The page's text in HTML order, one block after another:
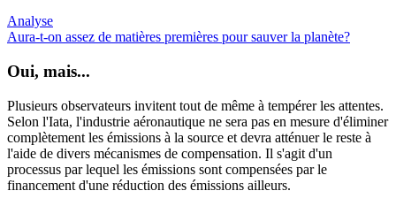
Analyse
Aura-t-on assez de matières premières pour sauver la planète?
Oui, mais...
Plusieurs observateurs invitent tout de même à tempérer les attentes.
Selon l'Iata, l'industrie aéronautique ne sera pas en mesure d'éliminer
complètement les émissions à la source et devra atténuer le reste à
l'aide de divers mécanismes de compensation. Il s'agit d'un
processus par lequel les émissions sont compensées par le
financement d'une réduction des émissions ailleurs.